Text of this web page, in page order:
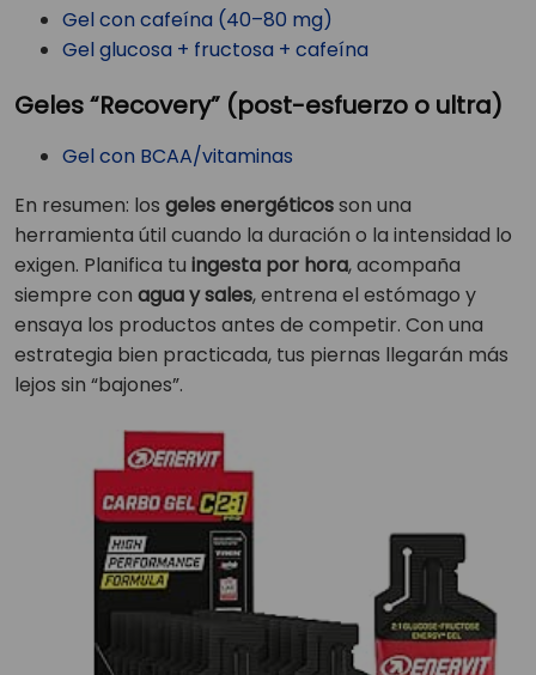
Gel con cafeína (40–80 mg)
Gel glucosa + fructosa + cafeína
Geles “Recovery” (post-esfuerzo o ultra)
Gel con BCAA/vitaminas
En resumen: los geles energéticosson una
herramienta útil cuando la duración o la intensidad lo
exigen. Planifica tu ingesta por hora, acompaña
siempre con agua y sales, entrena el estómago y
ensaya los productos antes de competir. Con una
estrategia bien practicada, tus piernas llegarán más
lejos sin “bajones”.